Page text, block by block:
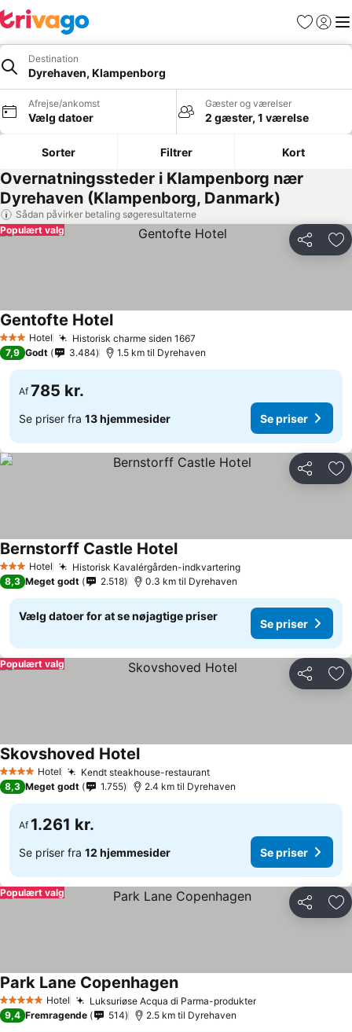
Favoritter
Log ind
Destination
Dyrehaven, Klampenborg
Afrejse/ankomst
Vælg datoer
Gæster og værelser
2 gæster, 1 værelse
Sorter Filtrer Kort
Overnatningssteder i Klampenborg nær
Dyrehaven (Klampenborg, Danmark)
Sådan påvirker betaling søgeresultaterne
Del
Populært valg
3 StjernerHotel Historisk charme siden 1667Se priser
Gentofte HotelSe priser
7,9 Godt 3.484 1.5 km til Dyrehaven
Af 785 kr.
Se priser fra 13 hjemmesider Se priser
Del
3 StjernerHotel Historisk Kavalérgården-indkvarteringSe priser
Bernstorff Castle HotelSe priser
8,3 Meget godt 2.518 0.3 km til Dyrehaven
Vælg datoer for at se nøjagtige priser
Se priser
Del
Populært valg
4 StjernerHotel Kendt steakhouse-restaurantSe priser
Skovshoved HotelSe priser
8,3 Meget godt 1.755 2.4 km til Dyrehaven
Af 1.261 kr.
Se priser fra 12 hjemmesider Se priser
Del
Populært valg
5 Stjerner Hotel Luksuriøse Acqua di Parma-produkterSe priser
Park Lane CopenhagenSe priser
9,4 Fremragende 514 2.5 km til Dyrehaven